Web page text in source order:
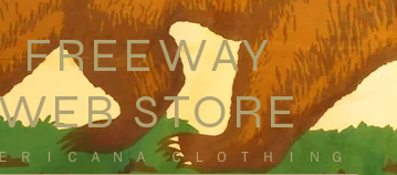
FREEWAY
STORE
ＲＩＣＡＮＡ ＣＬＯＴＨＩＮＧ